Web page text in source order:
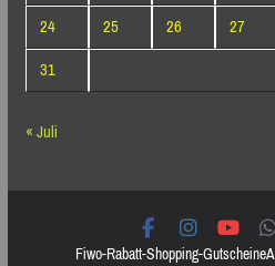
24
25 26 27
31
« Juli
Fiwo-Rabatt-Shopping-Gutscheine